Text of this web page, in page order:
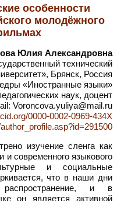
особенности
молодёжного
Юлия Александровна
технический
Брянск, Россия
«Иностранные языки»
наук, доцент
Voroncova.yuliya@mail.ru
0000-0002-0969-434X
изучение сленга как
и современного языкового
и социальные
что в наши дни
и в
он является активной